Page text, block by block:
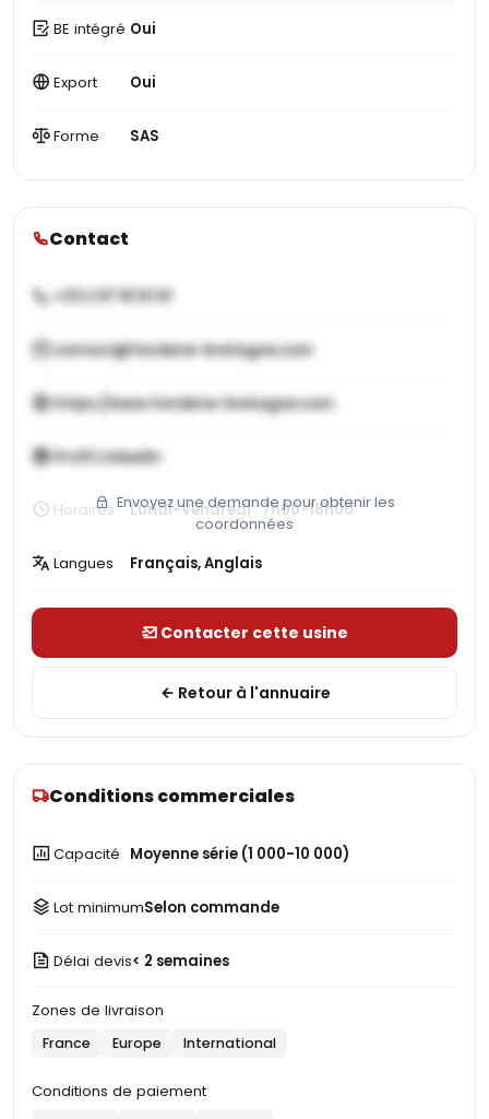
BE intégré Oui
Export Oui
Forme SAS
Contact
+33 2 97 81 61 61
contact@fonderie-bretagne.com
https://www.fonderie-bretagne.com
Profil LinkedIn
Envoyez une demande pour obtenir les
coordonnées
Horaires Lundi-Vendredi : 7h00-18h00
Langues Français, Anglais
Contacter cette usine
Retour à l'annuaire
Conditions commerciales
Capacité Moyenne série (1 000-10 000)
Lot minimumSelon commande
Délai devis< 2 semaines
Zones de livraison
France Europe International
Conditions de paiement